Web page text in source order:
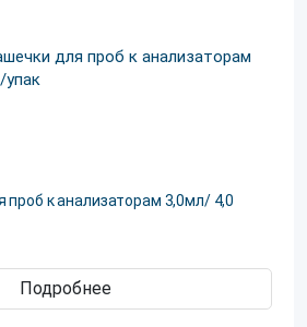
к анализаторам 3,0мл/ 4,0
Подробнее